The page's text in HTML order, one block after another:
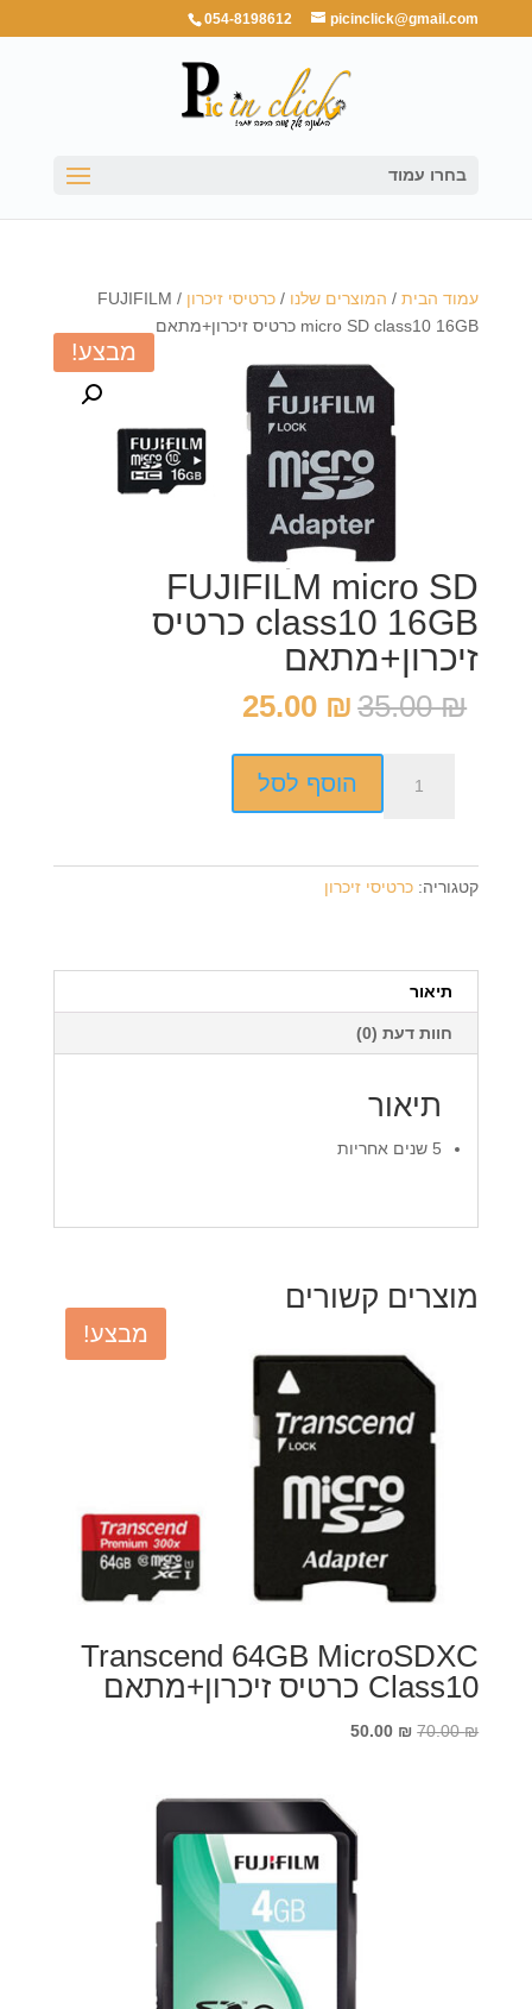
054-8198612 picinclick@gmail.com
בחרו עמוד
עמוד הבית/ המוצרים שלנו / כרטיסי זיכרון
/ FUJIFILM
micro SD class10 16GB כרטיס זיכרון+מתאם
מבצע!
FUJIFILM micro SD
class10 16GB כרטיס
זיכרון+מתאם
35.00₪ המחיר
היה:
35.00 ₪.
25.00 ₪ המחיר
הוא:
זיכרון+מתאם
הוסף לסל
קטגוריה: כרטיסי זיכרון
תיאור
חוות דעת (0)
תיאור
5 שנים אחריות
מוצרים קשורים
מבצע!
Transcend 64GB MicroSDXC
Class10 כרטיס זיכרון+מתאם
70.00₪
המחיר
50.00 ₪
המחיר
50.00 ₪.